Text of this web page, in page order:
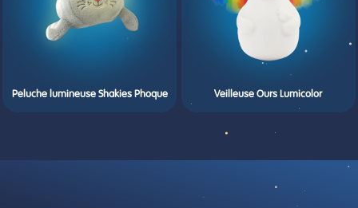
Peluche lumineuse Shakies Phoque Veilleuse Ours Lumicolor